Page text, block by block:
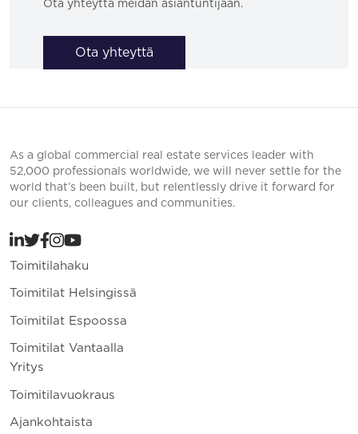
Ota yhteyttä meidän asiantuntijaan.
Ota yhteyttä
As a global commercial real estate services leader with
52,000 professionals worldwide, we will never settle for the
world that’s been built, but relentlessly drive it forward for
our clients, colleagues and communities.
Toimitilahaku
Toimitilat Helsingissä
Toimitilat Espoossa
Toimitilat Vantaalla
Yritys
Toimitilavuokraus
Ajankohtaista